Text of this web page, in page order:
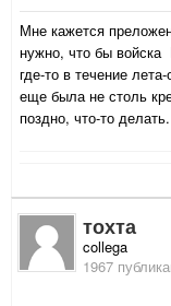
Мне кажется
нужно, что бы войска
где-то в течение
еще была не столь
поздно, что-то делать.
тохта
collega
1967